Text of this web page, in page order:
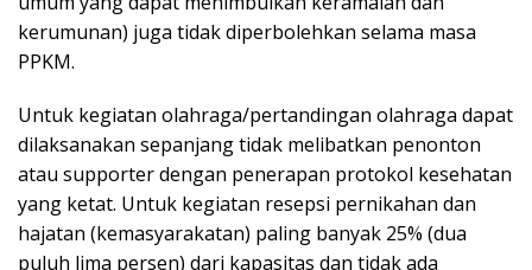
kerumunan) juga tidak diperbolehkan selama masa
PPKM.
Untuk kegiatan olahraga/pertandingan olahraga dapat
dilaksanakan sepanjang tidak melibatkan penonton
atau supporter dengan penerapan protokol kesehatan
yang ketat. Untuk kegiatan resepsi pernikahan dan
hajatan (kemasyarakatan) paling banyak 25% (dua
puluh lima persen) dari kapasitas dan tidak ada